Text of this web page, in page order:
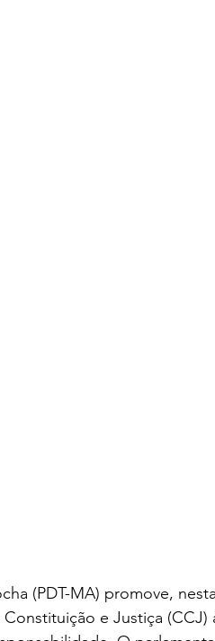
(PDT-MA) promove,
e Justiça